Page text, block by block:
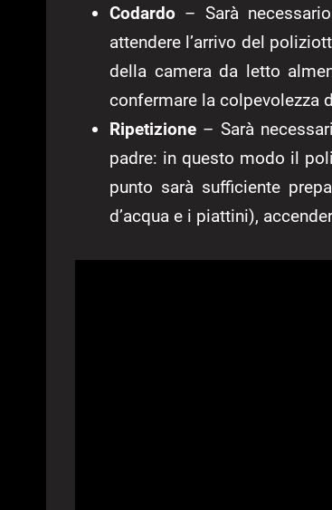
Codardo – Sarà
attendere l’arrivo del
della camera da letto
confermare la colpevolezza
Ripetizione – Sarà
padre: in questo modo il
punto sarà sufficiente
d’acqua e i piattini),